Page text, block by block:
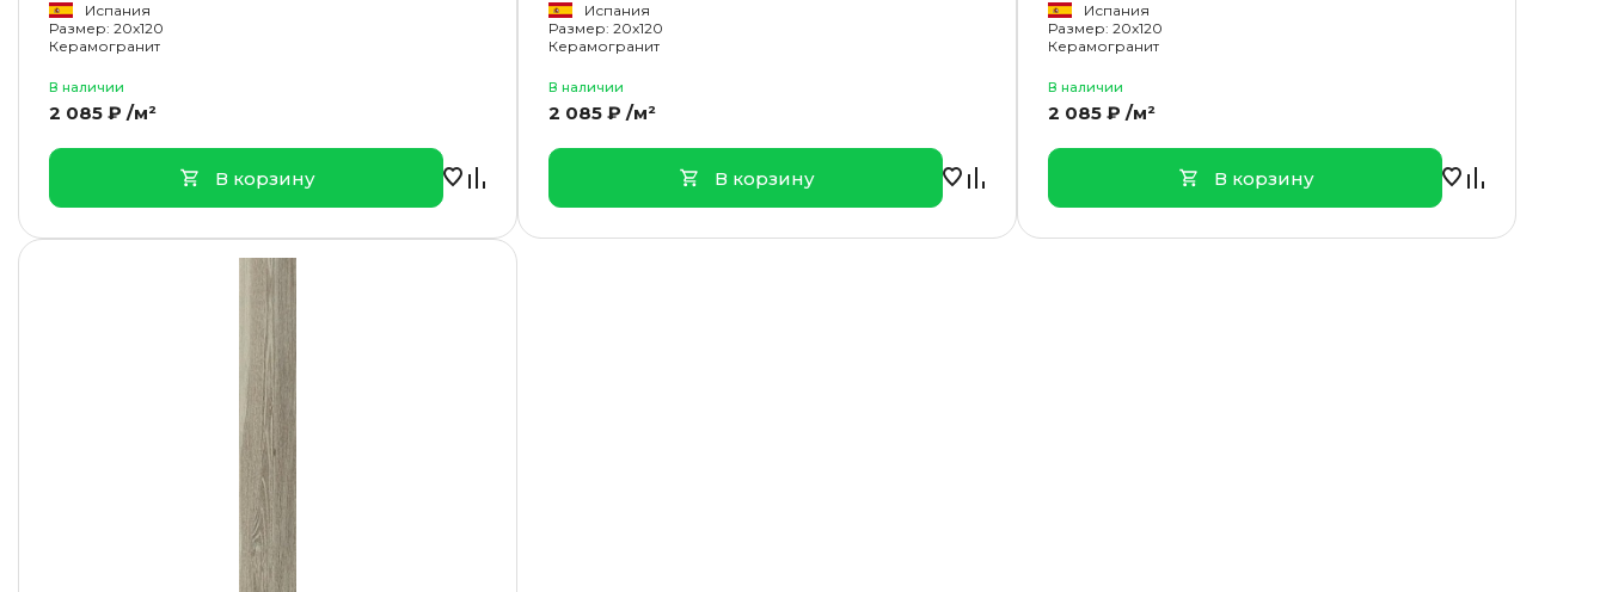
Испания
Размер: 20x120
Керамогранит
В наличии
2 085 ₽ /м²
В корзину
Испания
Размер: 20x120
Керамогранит
В наличии
2 085 ₽ /м²
В корзину
Испания
Размер: 20x120
Керамогранит
В наличии
2 085 ₽ /м²
В корзину